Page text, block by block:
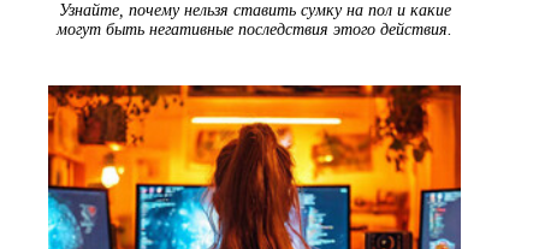
Узнайте, почему нельзя ставить сумку на пол и какие
могут быть негативные последствия этого действия.